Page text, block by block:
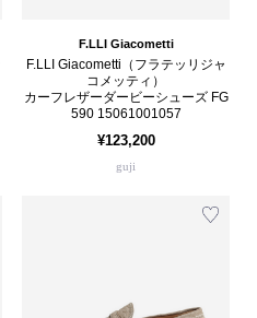
F.LLI Giacometti
F.LLI Giacometti（フラテッリジャ
コメッティ）
カーフレザーダービーシューズ FG
590 15061001057
¥123,200
guji